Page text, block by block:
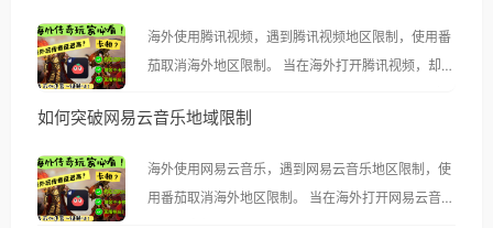
海外使用腾讯视频，遇到腾讯视频地区限制，使用番
茄取消海外地区限制。 当在海外打开腾讯视频，却突
示语。 海外用户如香港、澳门、台湾、美国、加拿
像其他音乐平台一样，出现地区及版权限制问题，且
仅能在中国大陆地区播放。 遇到这个问题的朋友们，
如何突破网易云音乐地域限制
海外使用网易云音乐，遇到网易云音乐地区限制，使
用番茄取消海外地区限制。 当在海外打开网易云音